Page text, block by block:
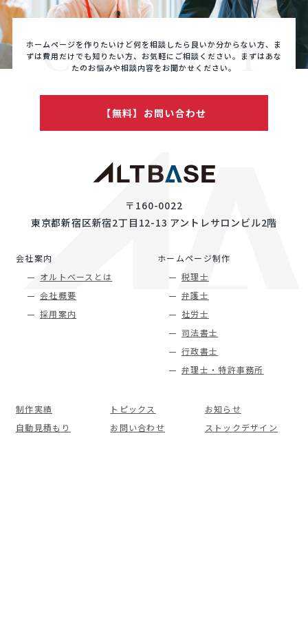
CONTACT
ホームページを作りたいけど何を相談したら良いか分からない方、ま
ずは費用だけでも知りたい方、 お気軽にご相談ください。まずはあな
たのお悩みや相談内容をお聞かせください。
【無料】お問い合わせ
〒160-0022
東京都新宿区新宿2丁目12-13 アントレサロンビル2階
会社案内
オルトベースとは
会社概要
採用案内
ホームページ制作
税理士
弁護士
社労士
司法書士
行政書士
弁理士・特許事務所
制作実績 トピックス
お知らせ
自動見積もり
お問い合わせ ストックデザイン